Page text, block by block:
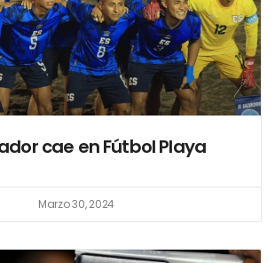
cae en Fútbol Playa
Marzo 30, 2024